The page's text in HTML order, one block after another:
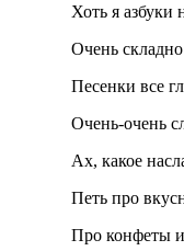
Хоть я азбуки
Очень
Песенки все
Очень-очень
Ах, какое
Петь про
Про конфеты